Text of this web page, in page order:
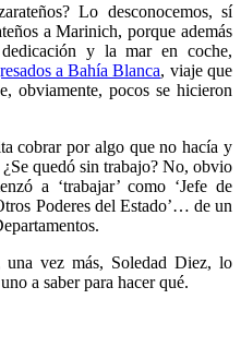
Lo desconocemos, sí
a Marinich, porque además
y la mar en coche,
a Bahía Blanca, viaje que
obviamente, pocos se hicieron
cobrar por algo que no hacía y
quedó sin trabajo? No, obvio
a ‘trabajar’ como ‘Jefe de
Poderes del Estado’… de un
vez más, Soledad Diez, lo
a saber para hacer qué.